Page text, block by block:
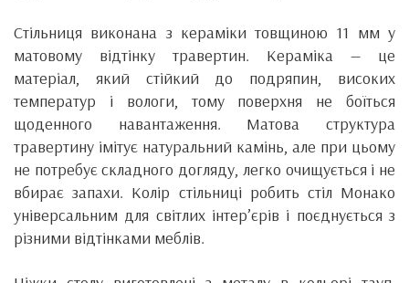
Стільниця виконана з кераміки товщиною 11 мм у
матовому відтінку травертин. Кераміка — це
матеріал, який стійкий до подряпин, високих
температур і вологи, тому поверхня не боїться
щоденного навантаження. Матова структура
травертину імітує натуральний камінь, але при цьому
не потребує складного догляду, легко очищується і не
вбирає запахи. Колір стільниці робить стіл Монако
універсальним для світлих інтер’єрів і поєднується з
різними відтінками меблів.